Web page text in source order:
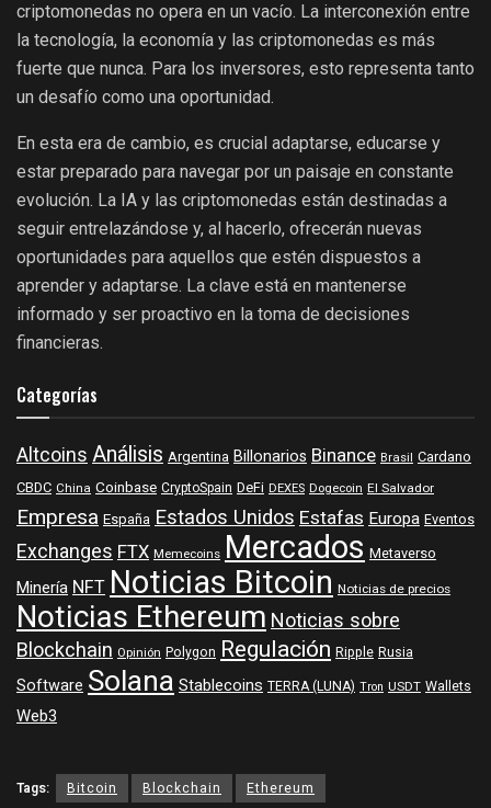
criptomonedas no opera en un vacío. La interconexión entre
la tecnología, la economía y las criptomonedas es más
fuerte que nunca. Para los inversores, esto representa tanto
un desafío como una oportunidad.
En esta era de cambio, es crucial adaptarse, educarse y
estar preparado para navegar por un paisaje en constante
evolución. La IA y las criptomonedas están destinadas a
seguir entrelazándose y, al hacerlo, ofrecerán nuevas
oportunidades para aquellos que estén dispuestos a
aprender y adaptarse. La clave está en mantenerse
informado y ser proactivo en la toma de decisiones
financieras.
Categorías
AltcoinsAnálisis Argentina Billonarios Binance Brasil Cardano
CBDC China Coinbase CryptoSpain DeFi DEXES Dogecoin El Salvador
Empresa España Estados UnidosEstafasEuropa Eventos
ExchangesFTX Memecoins Mercados Metaverso
MineríaNFTNoticias Bitcoin Noticias de precios
Noticias EthereumNoticias sobre
Blockchain Opinión Polygon Regulación Ripple Rusia
Software SolanaStablecoins TERRA (LUNA) Tron USDT Wallets
Web3
Tags: Bitcoin Blockchain
Ethereum